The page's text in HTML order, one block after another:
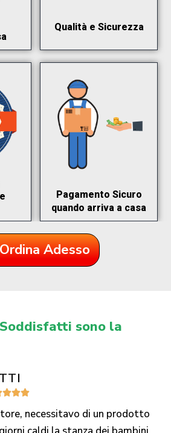
Qualità e Sicurezza
Pagamento Sicuro
quando arriva a casa
Ordina Adesso
sono la

necessitavo di un prodotto